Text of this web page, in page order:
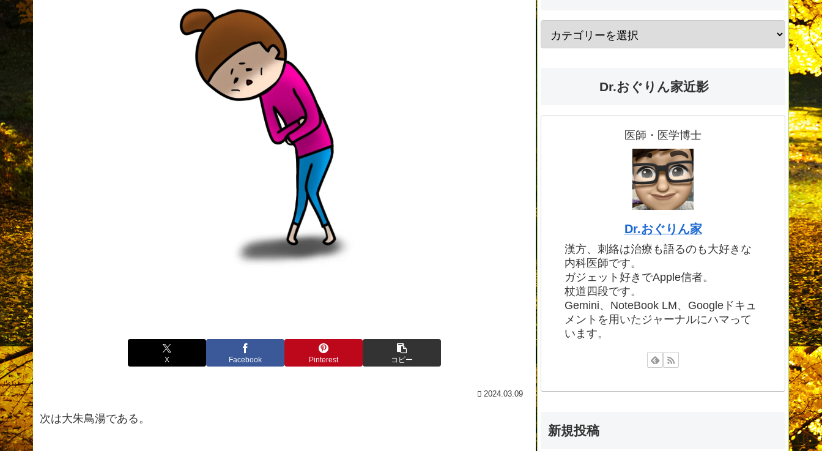
X Facebook Pinterest コピー
2024.03.09
次は大朱鳥湯である。
Dr.おぐりん家近影
医師・医学博士
Dr.おぐりん家
漢方、刺絡は治療も語るのも大好きな
内科医師です。
ガジェット好きでApple信者。
杖道四段です。
Gemini、NoteBook LM、Googleドキュ
メントを用いたジャーナルにハマって
います。
新規投稿